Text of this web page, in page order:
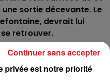
sortie décevante. Le
devrait lui
retrouver.
il devrait finir sa carrière
vaillant, il mériterait
belle porte.
privée est notre priorité
Continuer sans accepter